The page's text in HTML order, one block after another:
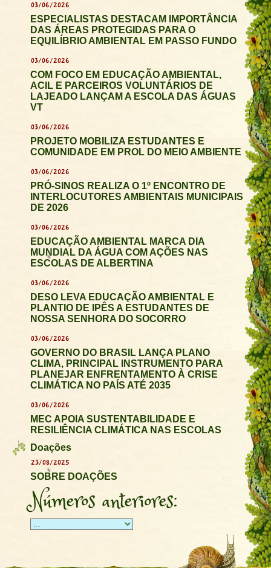
03/06/2026
ESPECIALISTAS DESTACAM IMPORTÂNCIA
DAS ÁREAS PROTEGIDAS PARA O
EQUILÍBRIO AMBIENTAL EM PASSO FUNDO
03/06/2026
COM FOCO EM EDUCAÇÃO AMBIENTAL,
ACIL E PARCEIROS VOLUNTÁRIOS DE
LAJEADO LANÇAM A ESCOLA DAS ÁGUAS
VT
03/06/2026
PROJETO MOBILIZA ESTUDANTES E
COMUNIDADE EM PROL DO MEIO AMBIENTE
03/06/2026
PRÓ-SINOS REALIZA O 1º ENCONTRO DE
INTERLOCUTORES AMBIENTAIS MUNICIPAIS
DE 2026
03/06/2026
EDUCAÇÃO AMBIENTAL MARCA DIA
MUNDIAL DA ÁGUA COM AÇÕES NAS
ESCOLAS DE ALBERTINA
03/06/2026
DESO LEVA EDUCAÇÃO AMBIENTAL E
PLANTIO DE IPÊS A ESTUDANTES DE
NOSSA SENHORA DO SOCORRO
03/06/2026
GOVERNO DO BRASIL LANÇA PLANO
CLIMA, PRINCIPAL INSTRUMENTO PARA
PLANEJAR ENFRENTAMENTO À CRISE
CLIMÁTICA NO PAÍS ATÉ 2035
03/06/2026
MEC APOIA SUSTENTABILIDADE E
RESILIÊNCIA CLIMÁTICA NAS ESCOLAS
Doações
23/08/2025
SOBRE DOAÇÕES
Números anteriores: